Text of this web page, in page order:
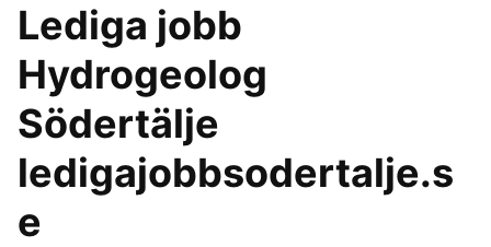
Lediga jobb
Hydrogeolog
Södertälje
ledigajobbsodertalje.s
e